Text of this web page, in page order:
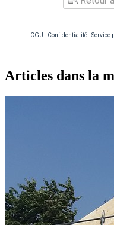
CGU - Confidentialité- Service
Articles dans la